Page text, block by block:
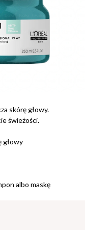
skórę głowy.
świeżości.
głowy
albo maskę